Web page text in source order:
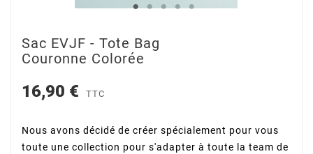
Sac EVJF - Tote Bag
Couronne Colorée
16,90 € TTC
Nous avons décidé de créer spécialement pour vous
toute une collection pour s'adapter à toute la team de